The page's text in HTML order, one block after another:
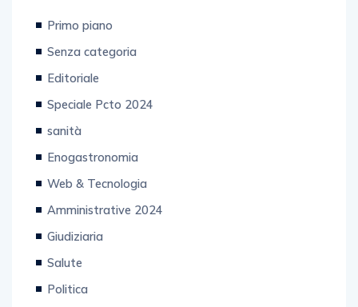
Senza categoria
Editoriale
Speciale Pcto 2024
sanità
Enogastronomia
Web & Tecnologia
Amministrative 2024
Giudiziaria
Salute
Politica
Tecnologia